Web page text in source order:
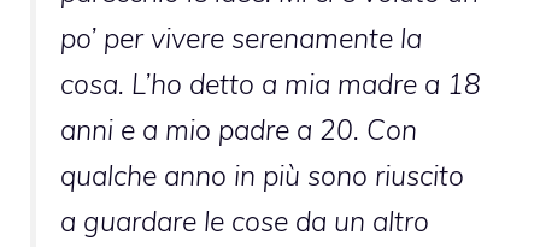
po’ per vivere serenamente la
cosa. L’ho detto a mia madre a 18
anni e a mio padre a 20. Con
qualche anno in più sono riuscito
a guardare le cose da un altro